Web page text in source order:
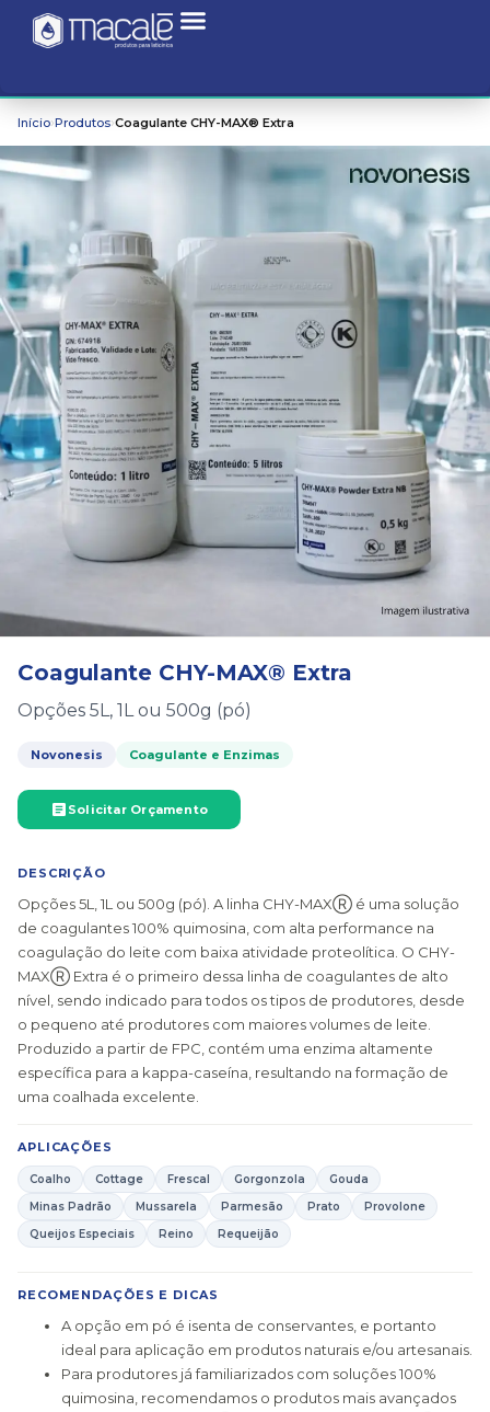
Início›Produtos›Coagulante CHY-MAX® Extra
Coagulante CHY-MAX® Extra
Opções 5L, 1L ou 500g (pó)
Novonesis Coagulante e Enzimas
Solicitar Orçamento
DESCRIÇÃO
Opções 5L, 1L ou 500g (pó). A linha CHY-MAXⓇ é uma solução
de coagulantes 100% quimosina, com alta performance na
coagulação do leite com baixa atividade proteolítica. O CHY-
MAXⓇ Extra é o primeiro dessa linha de coagulantes de alto
nível, sendo indicado para todos os tipos de produtores, desde
o pequeno até produtores com maiores volumes de leite.
Produzido a partir de FPC, contém uma enzima altamente
específica para a kappa-caseína, resultando na formação de
uma coalhada excelente.
APLICAÇÕES
Coalho Cottage Frescal Gorgonzola
Gouda
Minas Padrão
Mussarela Parmesão Prato
Provolone
Queijos Especiais
Reino Requeijão
RECOMENDAÇÕES E DICAS
A opção em pó é isenta de conservantes, e portanto
ideal para aplicação em produtos naturais e/ou artesanais.
Para produtores já familiarizados com soluções 100%
quimosina, recomendamos o produtos mais avançados